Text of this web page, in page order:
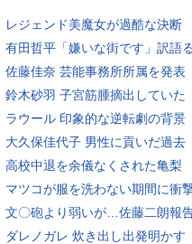
レジェンド美魔女が過酷な決断
有田哲平「嫌いな街です」訳語る
佐藤佳奈 芸能事務所所属を発表
鈴木砂羽 子宮筋腫摘出していた
ラウール 印象的な逆転劇の背景
大久保佳代子 男性に貢いだ過去
高校中退を余儀なくされた亀梨
マツコが服を洗わない期間に衝
文〇砲より弱いが…佐藤二朗報
ダレノガレ 炊き出し出発明かす